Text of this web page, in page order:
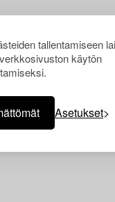
tallentamiseen
käytön
Asetukset